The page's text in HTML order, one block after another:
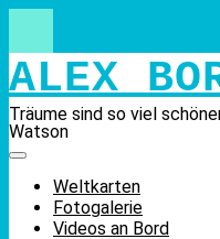
Skip
content
ALEX
Träume sind so viel
Watson
Weltkarten
Fotogalerie
Videos an Bord